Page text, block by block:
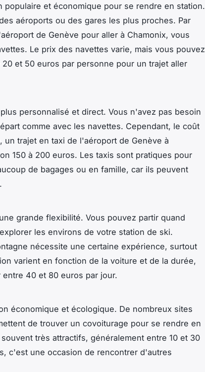
populaire et économique pour se rendre en station.
aéroports ou des gares les plus proches. Par
de Genève pour aller à Chamonix, vous
Le prix des navettes varie, mais vous pouvez
et 50 euros par personne pour un trajet aller
personnalisé et direct. Vous n'avez pas besoin
comme avec les navettes. Cependant, le coût
un trajet en taxi de l'aéroport de Genève à
150 à 200 euros. Les taxis sont pratiques pour
de bagages ou en famille, car ils peuvent
grande flexibilité. Vous pouvez partir quand
les environs de votre station de ski.
nécessite une certaine expérience, surtout
varient en fonction de la voiture et de la durée,
40 et 80 euros par jour.
économique et écologique. De nombreux sites
de trouver un covoiturage pour se rendre en
très attractifs, généralement entre 10 et 30
c'est une occasion de rencontrer d'autres